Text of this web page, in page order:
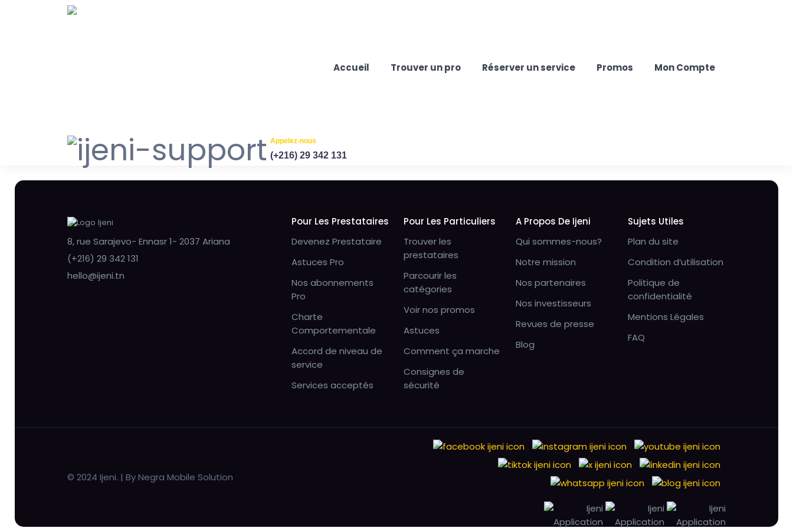
Accueil Trouver un pro Réserver un service Promos Mon Compte
Appelez-nous
(+216) 29 342 131
8, rue Sarajevo- Ennasr 1- 2037 Ariana
(+216) 29 342 131
hello@ijeni.tn
Pour Les Prestataires
Devenez Prestataire
Astuces Pro
Nos abonnements
Pro
Charte
Comportementale
Accord de niveau de
service
Services acceptés
Pour Les Particuliers
Trouver les
prestataires
Parcourir les
catégories
Voir nos promos
Astuces
Comment ça marche
Consignes de
sécurité
A Propos De Ijeni
Qui sommes-nous?
Notre mission
Nos partenaires
Nos investisseurs
Revues de presse
Blog
Sujets Utiles
Plan du site
Condition d’utilisation
Politique de
confidentialité
Mentions Légales
FAQ
© 2024 Ijeni. | By Negra Mobile Solution